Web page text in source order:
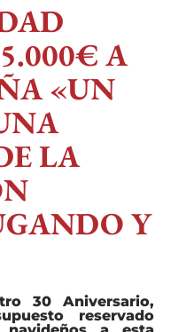
A
«UN
LA
Y
30 Aniversario,
reservado